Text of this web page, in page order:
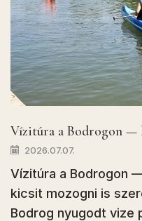
Vízitúra a Bodrogon —
2026.07.07.
Vízitúra a Bodrogon
kicsit mozogni is
Bodrog nyugodt